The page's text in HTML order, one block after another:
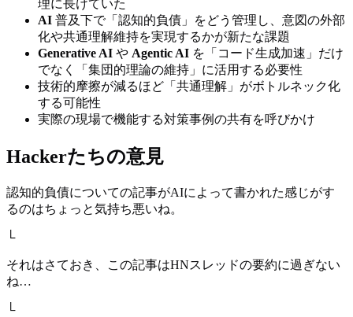
理に長けていた
AI 普及下で「認知的負債」をどう管理し、意図の外部
化や共通理解維持を実現するかが新たな課題
Generative AI や Agentic AI を「コード生成加速」だけ
でなく「集団的理論の維持」に活用する必要性
技術的摩擦が減るほど「共通理解」がボトルネック化
する可能性
実際の現場で機能する対策事例の共有を呼びかけ
Hackerたちの意見
認知的負債についての記事がAIによって書かれた感じがす
るのはちょっと気持ち悪いね。
└
それはさておき、この記事はHNスレッドの要約に過ぎない
ね…
└